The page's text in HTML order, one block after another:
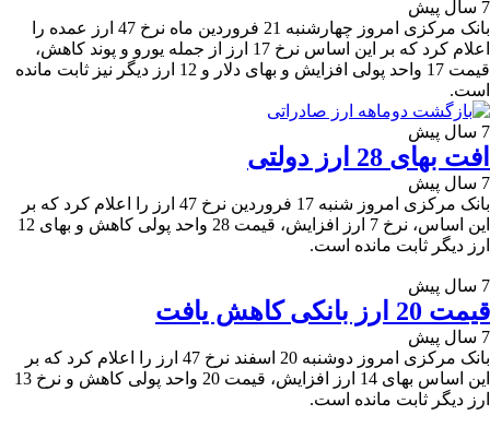
7 سال پیش
بانک مرکزی امروز چهار‌شنبه 21 فروردین ماه نرخ 47 ارز عمده را
اعلام کرد که بر این اساس نرخ 17 ارز از جمله یورو و پوند کاهش،
قیمت 17 واحد پولی افزایش و بهای دلار و 12 ارز دیگر نیز ثابت مانده
است.
7 سال پیش
افت بهای 28 ارز دولتی
7 سال پیش
بانک مرکزی امروز شنبه 17 فروردین نرخ 47 ارز را اعلام کرد که بر
این اساس، نرخ 7 ارز افزایش، قیمت 28 واحد پولی کاهش و بهای 12
ارز دیگر ثابت مانده است.
7 سال پیش
قیمت 20 ارز بانکی کاهش یافت
7 سال پیش
بانک مرکزی امروز دوشنبه 20 اسفند نرخ 47 ارز را اعلام کرد که بر
این اساس بهای 14 ارز افزایش، قیمت 20 واحد پولی کاهش و نرخ 13
ارز دیگر ثابت مانده است.